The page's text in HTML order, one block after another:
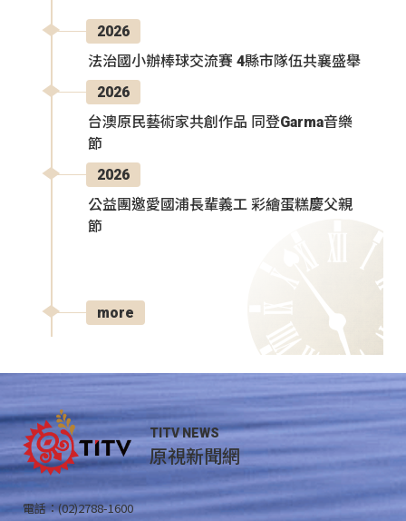
2026
法治國小辦棒球交流賽 4縣市隊伍共襄盛舉
2026
台澳原民藝術家共創作品 同登Garma音樂
節
2026
公益團邀愛國浦長輩義工 彩繪蛋糕慶父親
節
more
TITV NEWS
原視新聞網
電話：(02)2788-1600